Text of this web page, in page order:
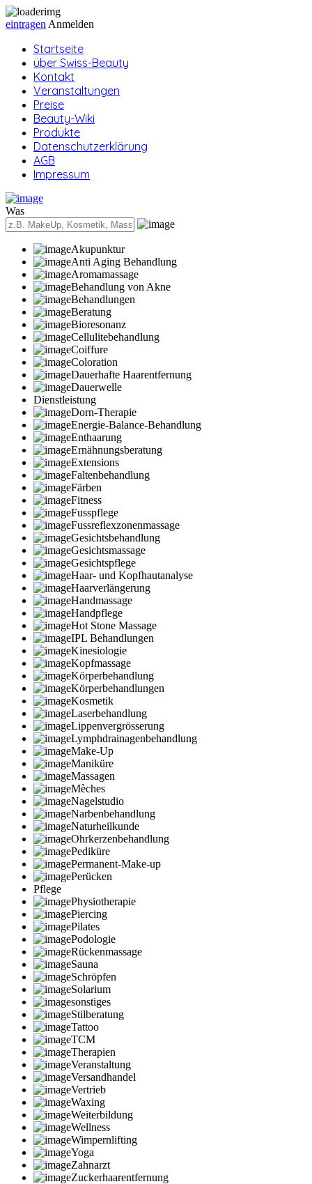
eintragen Anmelden
Startseite
über Swiss-Beauty
Kontakt
Veranstaltungen
Preise
Beauty-Wiki
Produkte
Datenschutzerklärung
AGB
Impressum
Was
Akupunktur
Anti Aging Behandlung
Aromamassage
Behandlung von Akne
Behandlungen
Beratung
Bioresonanz
Cellulitebehandlung
Coiffure
Coloration
Dauerhafte Haarentfernung
Dauerwelle
Dienstleistung
Dorn-Therapie
Energie-Balance-Behandlung
Enthaarung
Ernähnungsberatung
Extensions
Faltenbehandlung
Färben
Fitness
Fusspflege
Fussreflexzonenmassage
Gesichtsbehandlung
Gesichtsmassage
Gesichtspflege
Haar- und Kopfhautanalyse
Haarverlängerung
Handmassage
Handpflege
Hot Stone Massage
IPL Behandlungen
Kinesiologie
Kopfmassage
Körperbehandlung
Körperbehandlungen
Kosmetik
Laserbehandlung
Lippenvergrösserung
Lymphdrainagenbehandlung
Make-Up
Maniküre
Massagen
Mèches
Nagelstudio
Narbenbehandlung
Naturheilkunde
Ohrkerzenbehandlung
Pediküre
Permanent-Make-up
Perücken
Pflege
Physiotherapie
Piercing
Pilates
Podologie
Rückenmassage
Sauna
Schröpfen
Solarium
sonstiges
Stilberatung
Tattoo
TCM
Therapien
Veranstaltung
Versandhandel
Vertrieb
Waxing
Weiterbildung
Wellness
Wimpernlifting
Yoga
Zahnarzt
Zuckerhaarentfernung